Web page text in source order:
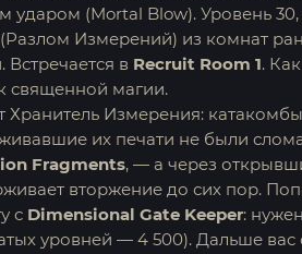
(Mortal Blow). Уровень
(Разлом Измерений) из комнат
в Recruit Room 1.
священной магии.
Хранитель Измерения:
их печати не были
Fragments, — а через
вторжение до сих пор.
с Dimensional Gate Keeper:
уровней — 4 500). Дальше